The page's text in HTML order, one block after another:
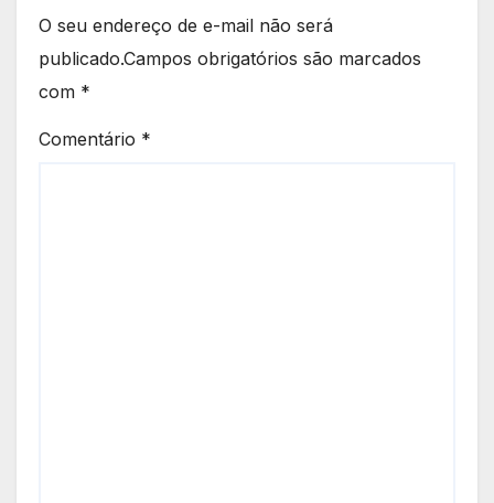
O seu endereço de e-mail não será
publicado.Campos obrigatórios são marcados
com *
Comentário *